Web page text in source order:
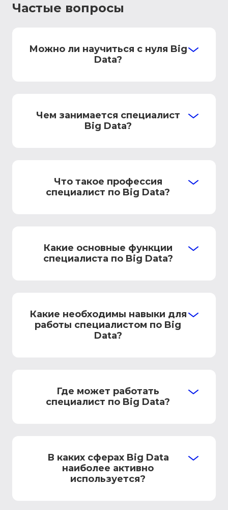
Частые вопросы
Можно ли научиться с нуля Big
Data?
Чем занимается специалист
Big Data?
Что такое профессия
специалист по Big Data?
Какие основные функции
специалиста по Big Data?
Какие необходимы навыки для
работы специалистом по Big
Data?
Где может работать
специалист по Big Data?
В каких сферах Big Data
наиболее активно
используется?